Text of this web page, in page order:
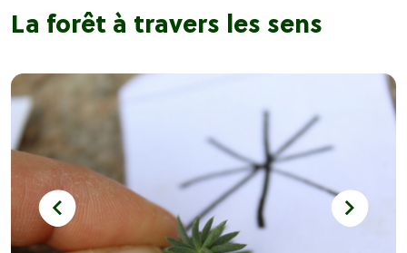
La forêt à travers les sens